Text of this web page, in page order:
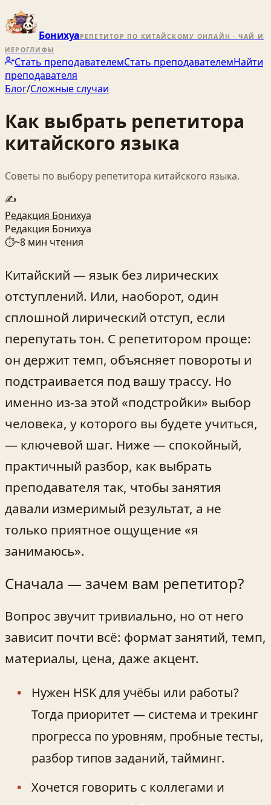
БонихуаРЕПЕТИТОР ПО КИТАЙСКОМУ ОНЛАЙН · ЧАЙ И
ИЕРОГЛИФЫ
Стать преподавателемСтать преподавателемНайти
преподавателя
Блог/Сложные случаи
Как выбрать репетитора
китайского языка
Советы по выбору репетитора китайского языка.
✍️
Редакция Бонихуа
Редакция Бонихуа
⏱~8 мин чтения
Китайский — язык без лирических
отступлений. Или, наоборот, один
сплошной лирический отступ, если
перепутать тон. С репетитором проще:
он держит темп, объясняет повороты и
подстраивается под вашу трассу. Но
именно из‑за этой «подстройки» выбор
человека, у которого вы будете учиться,
— ключевой шаг. Ниже — спокойный,
практичный разбор, как выбрать
преподавателя так, чтобы занятия
давали измеримый результат, а не
только приятное ощущение «я
занимаюсь».
Сначала — зачем вам репетитор?
Вопрос звучит тривиально, но от него
зависит почти всё: формат занятий, темп,
материалы, цена, даже акцент.
Нужен HSK для учёбы или работы?
Тогда приоритет — система и трекинг
прогресса по уровням, пробные тесты,
разбор типов заданий, тайминг.
Хочется говорить с коллегами и